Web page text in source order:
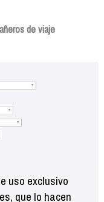
de viaje
uso exclusivo
que lo hacen